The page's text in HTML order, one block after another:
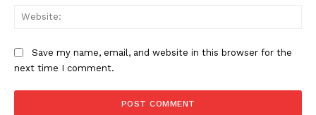
Save my name, email, and website in this browser for the
next time I comment.